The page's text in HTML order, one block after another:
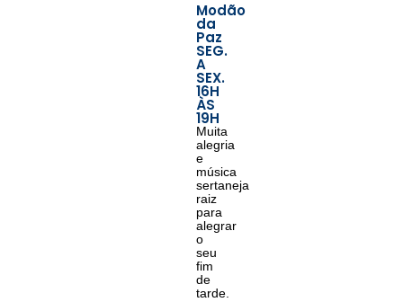
Modão
da
Paz
SEG.
A
SEX.
16H
ÀS
19H
Muita
alegria
e
música
sertaneja
raiz
para
alegrar
o
seu
fim
de
tarde.